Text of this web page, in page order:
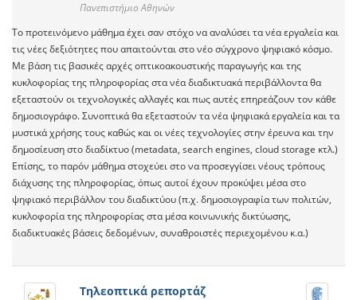
Πανεπιστήμιο Αθηνών
Το προτεινόμενο μάθημα έχει σαν στόχο να αναλύσει τα νέα εργαλεία και
τις νέες δεξιότητες που απαιτούνται στο νέο σύγχρονο ψηφιακό κόσμο.
Με βάση τις βασικές αρχές οπτικοακουστικής παραγωγής και της
κυκλοφορίας της πληροφορίας στα νέα διαδικτυακά περιβάλλοντα θα
εξεταστούν οι τεχνολογικές αλλαγές και πως αυτές επηρεάζουν τον κάθε
δημοσιογράφο. Συνοπτικά θα εξεταστούν τα νέα ψηφιακά εργαλεία και τα
μυστικά χρήσης τους καθώς και οι νέες τεχνολογίες στην έρευνα και την
δημοσίευση στο διαδίκτυο (metadata, search engines, cloud storage κτλ.)
Επίσης, το παρόν μάθημα στοχεύει στο να προσεγγίσει νέους τρόπους
διάχυσης της πληροφορίας, όπως αυτοί έχουν προκύψει μέσα στο
ψηφιακό περιβάλλον του διαδικτύου (π.χ. δημοσιογραφία των πολιτών,
κυκλοφορία της πληροφορίας στα μέσα κοινωνικής δικτύωσης,
διαδικτυακές βάσεις δεδομένων, συναθροιστές περιεχομένου κ.α.)
Τηλεοπτικά ρεπορτάζ